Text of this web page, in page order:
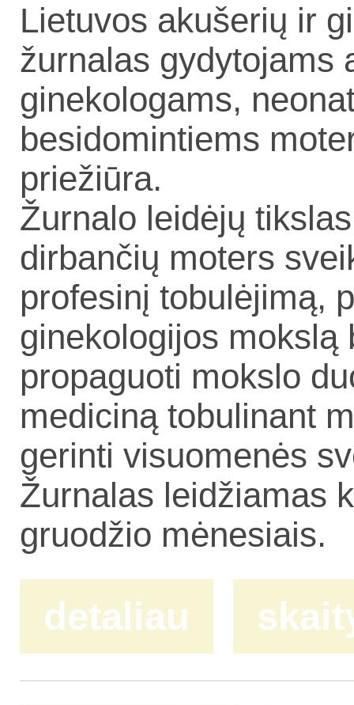
Lietuvos akušerių ir
žurnalas gydytojams
ginekologams,
besidomintiems
priežiūra.
Žurnalo leidėjų
dirbančių moters
profesinį tobulėjimą,
ginekologijos mokslą
propaguoti mokslo
mediciną tobulinant
gerinti visuomenės
Žurnalas leidžiamas
gruodžio mėnesiais.
detaliau